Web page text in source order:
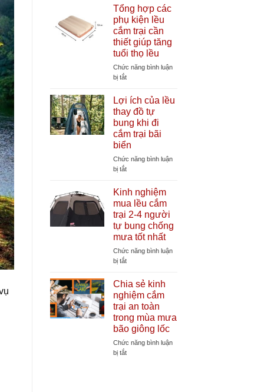
quạt
cắm
trại
tích
điện
dung
lượng
lớn
mát
cực
sâu
Tổng hợp các
phụ kiện lều
cắm trại cần
thiết giúp tăng
tuổi thọ lều
Chức năng bình luận
bị tắtở
hợp
phụ
kiện
lều
cắm
trại
cần
tăng
tuổi
thọ
lều
Lợi ích của lều
thay đồ tự
bung khi đi
cắm trại bãi
biển
Chức năng bình luận
bị tắtở
ích
của
lều
thay
đồ
tự
bung
khi
trại
bãi
biển
Kinh nghiệm
mua lều cắm
trại 2-4 người
tự bung chống
mưa tốt nhất
Chức năng bình luận
bị tắtở
nghiệm
mua
lều
cắm
trại
2-
4
người
Chia sẻ kinh
nghiệm cắm
trại an toàn
trong mùa mưa
bão giông lốc
Chức năng bình luận
bị tắtở